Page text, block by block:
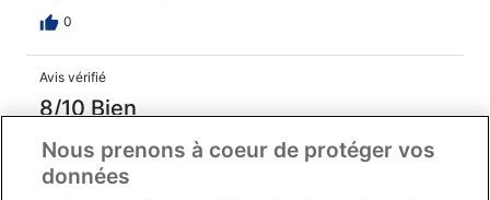
0
Avis vérifié
8/10 Bien
Pascal
17 juil. 2023
Nous prenons à coeur de protéger vos
données